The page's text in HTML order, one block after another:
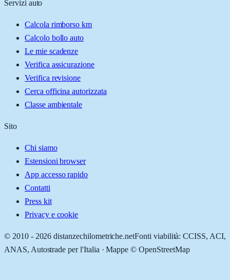
Servizi auto
Calcola rimborso km
Calcolo bollo auto
Le mie scadenze
Verifica assicurazione
Verifica revisione
Cerca officina autorizzata
Classe ambientale
Sito
Chi siamo
Estensioni browser
App accesso rapido
Contatti
Press kit
Privacy e cookie
© 2010 - 2026 distanzechilometriche.netFonti viabilità: CCISS, ACI,
ANAS, Autostrade per l'Italia · Mappe © OpenStreetMap